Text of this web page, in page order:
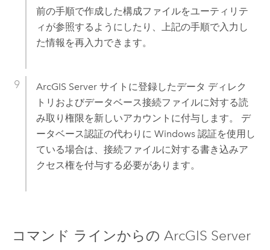
前の手順で作成した構成ファイルをユーティリテ
ィが参照するようにしたり、上記の手順で入力し
た情報を再入力できます。
ArcGIS Serverサイトに登録したデータ ディレク
トリおよびデータベース接続ファイルに対する読
み取り権限を新しいアカウントに付与します。 デ
ータベース認証の代わりに Windows認証を使用し
ている場合は、接続ファイルに対する書き込みア
クセス権を付与する必要があります。
コマンド ラインからの ArcGIS Server